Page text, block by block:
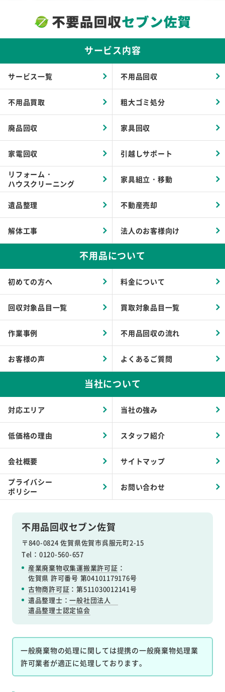
不用品回収セブン佐賀
〒840-0824 佐賀県佐賀市呉服元町2-15
Tel：0120-560-657
産業廃棄物収集運搬業許可証 ：
佐賀県 許可番号 第04101179176号
古物商許可証 ：第511030012141号
遺品整理士：一般社団法人
遺品整理士認定協会
サービス内容
サービス一覧 不用品回収
不用品買取 粗大ゴミ処分
廃品回収 家具回収
家電回収 引越しサポート
リフォーム・
ハウスクリーニング
家具組立・移動
遺品整理 不動産売却
解体工事 法人のお客様向け
不用品について
初めての方へ 料金について
回収対象品目一覧 買取対象品目一覧
作業事例 不用品回収の流れ
お客様の声 よくあるご質問
当社について
対応エリア 当社の強み
低価格の理由 スタッフ紹介
会社概要 サイトマップ
プライバシー
ポリシー
お問い合わせ
一般廃棄物の処理に関しては提携の一般廃棄物処理業
許可業者が適正に処理しております。